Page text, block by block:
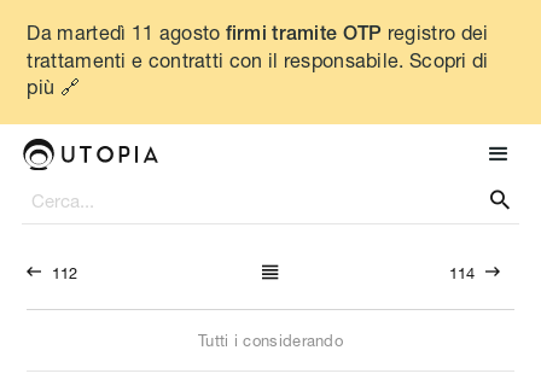
Da martedì 11 agosto firmi tramite OTP registro dei
trattamenti e contratti con il responsabile. Scopri di
più 🔗

 112  114 
Tutti i considerando